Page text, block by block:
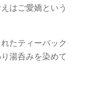
はご愛嬌という
たティーバック
湯呑みを染めて